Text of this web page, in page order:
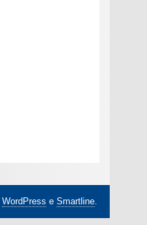
WordPress e Smartline.